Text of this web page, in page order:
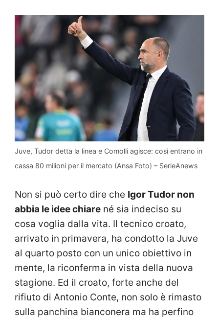
Juve, Tudor detta la linea e Comolli agisce: così entrano in
cassa 80 milioni per il mercato (Ansa Foto) – SerieAnews
Non si può certo dire che Igor Tudor non
abbia le idee chiare né sia indeciso su
cosa voglia dalla vita. Il tecnico croato,
arrivato in primavera, ha condotto la Juve
al quarto posto con un unico obiettivo in
mente, la riconferma in vista della nuova
stagione. Ed il croato, forte anche del
rifiuto di Antonio Conte, non solo è rimasto
sulla panchina bianconera ma ha perfino